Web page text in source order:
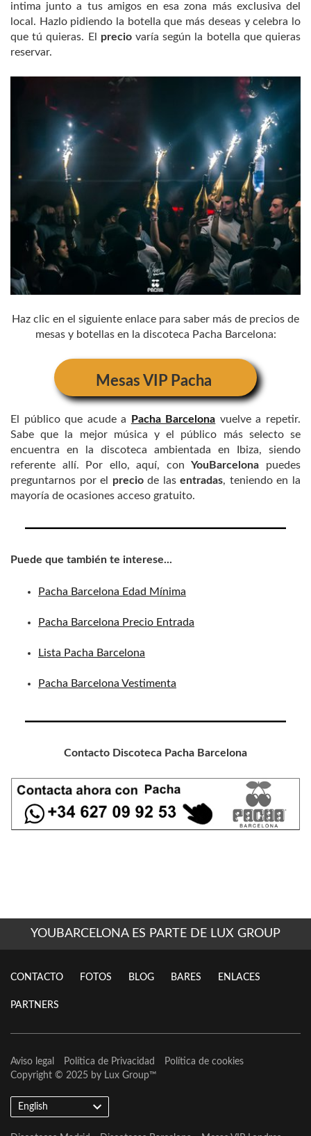
intima junto a tus amigos en esa zona más exclusiva del
local. Hazlo pidiendo la botella que más deseas y celebra lo
que tú quieras. El preciovaría según la botella que quieras
reservar.
Haz clic en el siguiente enlace para saber más de precios de
mesas y botellas en la discoteca Pacha Barcelona:
Mesas VIP Pacha
El público que acude a Pacha Barcelona vuelve a repetir.
Sabe que la mejor música y el público más selecto se
encuentra en la discoteca ambientada en Ibiza, siendo
referente allí. Por ello, aquí, conYouBarcelona puedes
preguntarnos por el preciode lasentradas, teniendo en la
mayoría de ocasiones acceso gratuito.
Puede que también te interese...
Pacha Barcelona Edad Mínima
Pacha Barcelona Precio Entrada
Lista Pacha Barcelona
Pacha Barcelona Vestimenta
Contacto Discoteca Pacha Barcelona
YOUBARCELONA ES PARTE DE LUX GROUP
CONTACTO FOTOS BLOG BARES ENLACES
PARTNERS
Aviso legal Política de Privacidad
Política de cookies
Copyright © 2025 by Lux Group™
English